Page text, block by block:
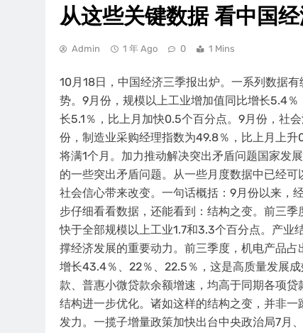
从这些关键数据 看中国
Admin 1 年 Ago 0 1 Mins
10月18日，中国经济三季报出炉。一系列数据
势。9月份，规模以上工业增加值同比增长5.4
长5.1％，比上月加快0.5个百分点。9月份，社
份，制造业采购经理指数为49.8％，比上月上
将满1个月。加力推动解决突出矛盾问题国家发
的一些突出矛盾问题。从一些月度数据中已经
社会信心带来改变。一句话概括：9月份以来，
步仔细看看数据，还能看到：结构之变。前三
快于全部规模以上工业1.7和3.3个百分点。产业
撑经济发展的重要动力。前三季度，机电产品
增长43.4％、22％、22.5％，这是高质量发展
款、普惠小微贷款余额增速，均高于同期各项
结构进一步优化。诸如这样的结构之变，并非
发力。一揽子增量政策加快出台中央政治局7月